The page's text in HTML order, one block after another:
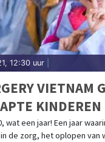
12:30 uur
VIETNAM
KINDEREN
wat een jaar! Een jaar
de zorg, het oplopen van